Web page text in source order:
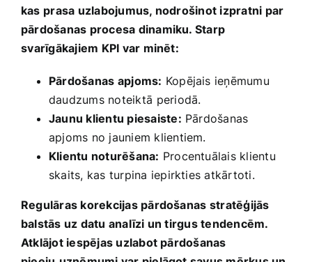
kas ⁤prasa uzlabojumus, nodrošinot izpratni par
pārdošanas procesa dinamiku. Starp
⁢svarīgākajiem KPI var minēt:
Pārdošanas ⁣apjoms: Kopējais ieņēmumu
daudzums‍ noteiktā ⁣periodā.
Jaunu klientu piesaiste: Pārdošanas
apjoms no jauniem klientiem.
Klientu noturēšana: Procentuālais klientu
skaits, kas turpina iepirkties‍ atkārtoti.
Regulāras korekcijas pārdošanas ⁢stratēģijās
balstās uz datu analīzi un tirgus tendencēm.
Atklājot iespējas uzlabot pārdošanas